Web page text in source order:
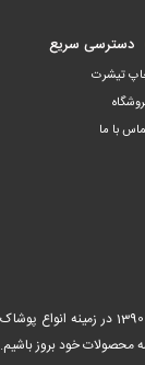
دسترسی سریع
تیشرت
با ما
محصولات خود بروز باشیم.